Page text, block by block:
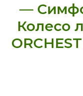
—
Колесо